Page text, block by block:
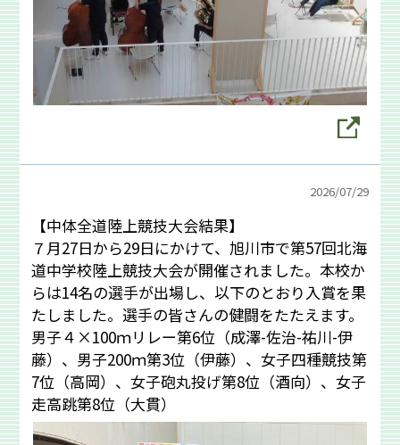
2026/07/29
【中体全道陸上競技大会結果】
７月27日から29日にかけて、旭川市で第57回北海
道中学校陸上競技大会が開催されました。本校か
らは14名の選手が出場し、以下のとおり入賞を果
たしました。選手の皆さんの健闘をたたえます。
男子４×100ｍリレー第6位（成澤-佐治-祐川-伊
藤）、男子200ｍ第3位（伊藤）、女子四種競技第
7位（高岡）、女子砲丸投げ第8位（酒向）、女子
走高跳第8位（大貫）